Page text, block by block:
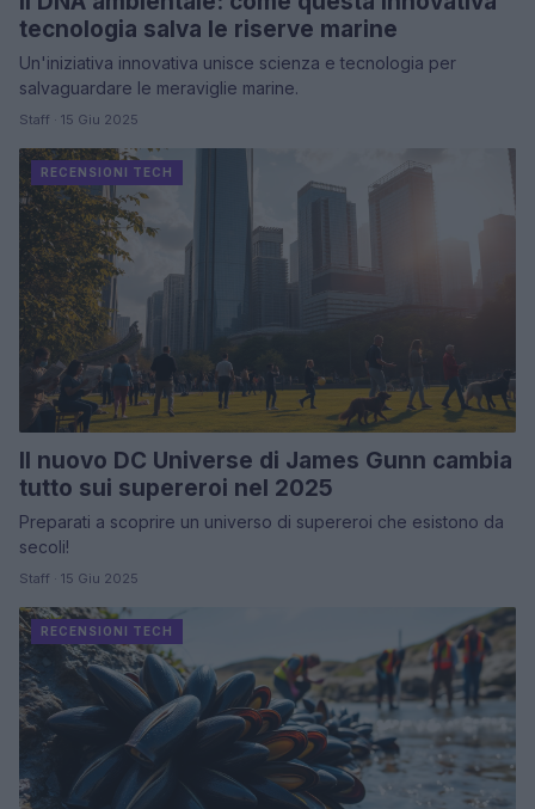
tecnologia salva le riserve marine
Un'iniziativa innovativa unisce scienza e tecnologia per
salvaguardare le meraviglie marine.
Staff · 15 Giu 2025
RECENSIONI TECH
Il nuovo DC Universe di James Gunn cambia
tutto sui supereroi nel 2025
Preparati a scoprire un universo di supereroi che esistono da
secoli!
Staff · 15 Giu 2025
RECENSIONI TECH